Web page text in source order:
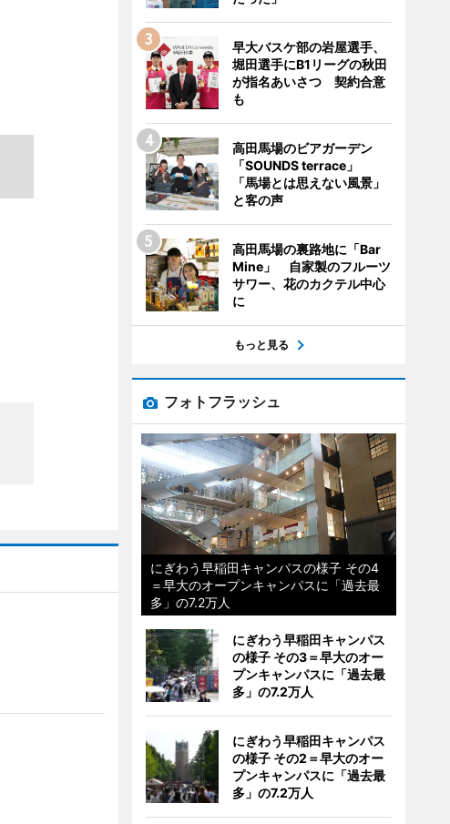
早大バスケ部の岩屋選手、
堀田選手にB1リーグの秋田
が指名あいさつ 契約合意
も
高田馬場のビアガーデン
「SOUNDS terrace」
「馬場とは思えない風景」
と客の声
高田馬場の裏路地に「Bar
Mine」 自家製のフルーツ
サワー、花のカクテル中心
に
もっと見る
フォトフラッシュ
にぎわう早稲田キャンパスの様子 その4
＝早大のオープンキャンパスに「過去最
多」の7.2万人
にぎわう早稲田キャンパス
の様子 その3＝早大のオー
プンキャンパスに「過去最
多」の7.2万人
にぎわう早稲田キャンパス
の様子 その2＝早大のオー
プンキャンパスに「過去最
多」の7.2万人